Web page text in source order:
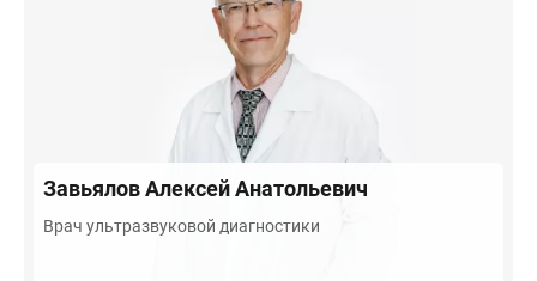
ЗавьяловАлексей Анатольевич
Врач ультразвуковой диагностики